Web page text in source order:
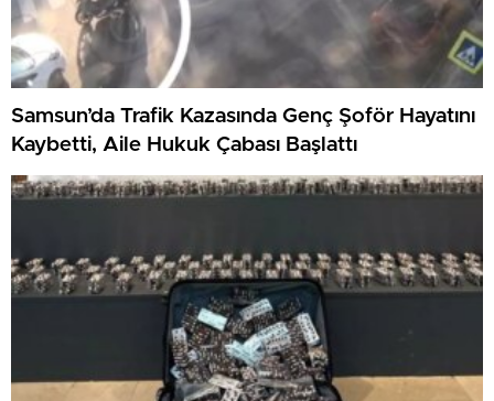
Samsun’da Trafik Kazasında Genç Şoför Hayatını
Kaybetti, Aile Hukuk Çabası Başlattı